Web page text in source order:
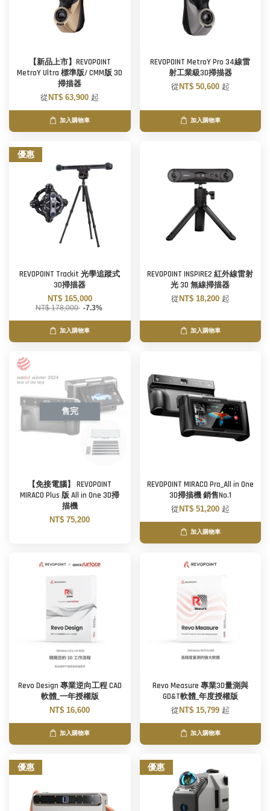
【新品上市】REVOPOINT
MetroY Ultra 標準版/ CMM版 3D
掃描器
從NT$ 63,900 起
加入購物車
REVOPOINT MetroY Pro 34線雷
射工業級3D掃描器
從NT$ 50,600 起
加入購物車
優惠
REVOPOINT Trackit 光學追蹤式
3D掃描器
NT$ 165,000
NT$ 178,000 -7.3%
加入購物車
REVOPOINT INSPIRE2 紅外線雷射
光 3D 無線掃描器
從NT$ 18,200 起
加入購物車
售完
【免接電腦】 REVOPOINT
MIRACO Plus 版 All in One 3D掃
描機
NT$ 75,200
REVOPOINT MIRACO Pro_All in One
3D掃描機 銷售No.1
從NT$ 51,200 起
加入購物車
Revo Design 專業逆向工程 CAD
軟體_一年授權版
NT$ 16,600
加入購物車
Revo Measure 專業3D量測與
GD&T軟體_年度授權版
從NT$ 15,799 起
加入購物車
優惠 優惠